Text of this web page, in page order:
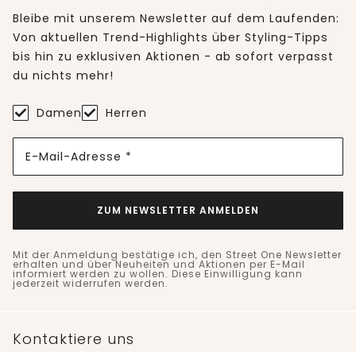
Bleibe mit unserem Newsletter auf dem Laufenden:
Von aktuellen Trend-Highlights über Styling-Tipps
bis hin zu exklusiven Aktionen - ab sofort verpasst
du nichts mehr!
Damen Herren
E-Mail-Adresse *
ZUM NEWSLETTER ANMELDEN
Mit der Anmeldung bestätige ich, den Street One Newsletter
erhalten und über Neuheiten und Aktionen per E-Mail
informiert werden zu wollen. Diese Einwilligung kann
jederzeit widerrufen werden.
Kontaktiere uns